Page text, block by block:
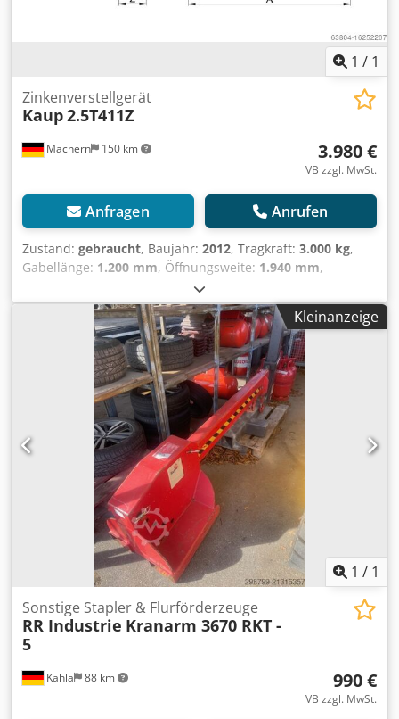
1 / 1
Machern 150 km
Zinkenverstellgerät
Kaup2.5T411Z
3.980 €
VB zzgl. MwSt.
Anfragen Anrufen
Zustand: gebraucht, Baujahr: 2012, Tragkraft: 3.000 kg,
Gabellänge: 1.200 mm, Öffnungsweite: 1.940 mm,
Zinkenverstellgerät Lastschwerpunkt: 500 ISO Klasse: ISO
Klasse 3 = 2.500 - 4.999 kg Zustand: Einsatzbereit und voll
funktionsfähig Zustand Technisch: gut Csdpfx Acett
Ultsberf Beschreibung: Gerät ist optisch und technisch
aufgearbeitet. Öffnungsbereich Außenkante bis
Außenkante 440 - 1.940 mm Gabelzinken 120 x 50 x 1.200
Kleinanzeige
1 / 1
Kahla 88 km
Sonstige Stapler & Flurförderzeuge
RR Industrie Kranarm 3670 RKT -
5
990 €
VB zzgl. MwSt.